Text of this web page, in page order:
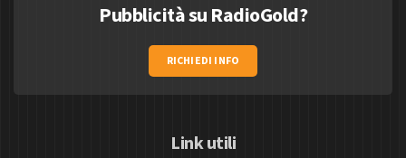
Pubblicità su RadioGold?
RICHIEDI INFO
Link utili